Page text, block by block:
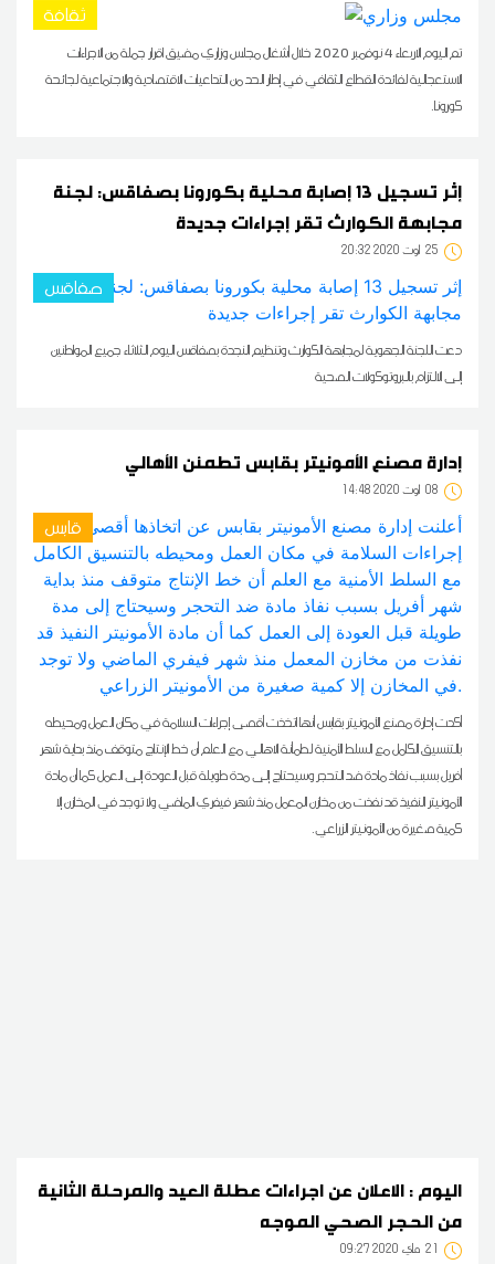
ثقافة
تم اليوم الاربعاء 4 نوفمبر 2020 خلال أشغال مجلس وزاري مضيق اقرار جملة من الاجراءات
الاستعجالية لفائدة القطاع الثقافي في إطار الحد من التداعيات الاقتصادية والاجتماعية لجائحة
كورونا.
إثر تسجيل 13 إصابة محلية بكورونا بصفاقس: لجنة
مجابهة الكوارث تقر إجراءات جديدة
25 20:32 2020 أوت
صفاقس
دعت اللجنة الجهوية لمجابهة الكوارث وتنظيم النجدة بصفاقس اليوم الثلاثاء جميع المواطنين
إلى الالتزام بالبروتوكولات الصحية
إدارة مصنع الأمونيتر بقابس تطمئن الأهالي
08 14:48 2020 أوت
قابس
أكدت إدارة مصنع الأمونيتر بقابس أنها اتخذت أقصى إجراءات السلامة في مكان العمل ومحيطه
بالتنسيق الكامل مع السلط الأمنية لطمأنة الاهالي مع العلم أن خط الإنتاج متوقف منذ بداية شهر
أفريل بسبب نفاذ مادة ضد التحجر وسيحتاج إلى مدة طويلة قبل العودة إلى العمل كما أن مادة
الأمونيتر النفيذ قد نفذت من مخازن المعمل منذ شهر فيفري الماضي ولا توجد في المخازن إلا
كمية صغيرة من الأمونيتر الزراعي.
اليوم : الاعلان عن اجراءات عطلة العيد والمرحلة الثانية
من الحجر الصحي الموجه
21 09:27 2020 ماي